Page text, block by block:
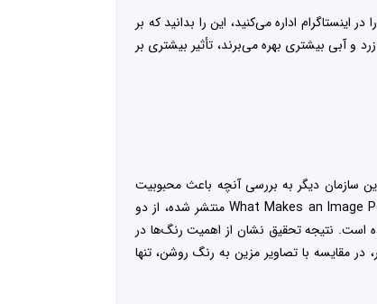
اداره می‌کنید، این را بدانید که بر
و آبی بیشتری بهره می‌برند، تأثیر بیشتری بر
سازمان دیگر به بررسی آنچه باعث محبوبیت
یک عکس می‌شود پرداختند. در این تحقیق که با عنوان What Makes an Image Popular منتشر شده، از دو
است. نتیجه تحقیق نشان از اهمیت رنگ‌ها در
در مقایسه با تصاویر مزین به رنگ روشن، تنها